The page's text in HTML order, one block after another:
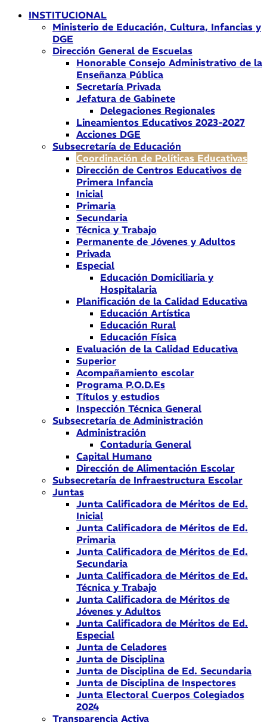
INSTITUCIONAL
Ministerio de Educación, Cultura, Infancias y
DGE
Dirección General de Escuelas
Honorable Consejo Administrativo de la
Enseñanza Pública
Secretaría Privada
Jefatura de Gabinete
Delegaciones Regionales
Lineamientos Educativos 2023-2027
Acciones DGE
Subsecretaría de Educación
Coordinación de Políticas Educativas
Dirección de Centros Educativos de
Primera Infancia
Inicial
Primaria
Secundaria
Técnica y Trabajo
Permanente de Jóvenes y Adultos
Privada
Especial
Educación Domiciliaria y
Hospitalaria
Planificación de la Calidad Educativa
Educación Artística
Educación Rural
Educación Física
Evaluación de la Calidad Educativa
Superior
Acompañamiento escolar
Programa P.O.D.Es
Títulos y estudios
Inspección Técnica General
Subsecretaría de Administración
Administración
Contaduría General
Capital Humano
Dirección de Alimentación Escolar
Subsecretaría de Infraestructura Escolar
Juntas
Junta Calificadora de Méritos de Ed.
Inicial
Junta Calificadora de Méritos de Ed.
Primaria
Junta Calificadora de Méritos de Ed.
Secundaria
Junta Calificadora de Méritos de Ed.
Técnica y Trabajo
Junta Calificadora de Méritos de
Jóvenes y Adultos
Junta Calificadora de Méritos de Ed.
Especial
Junta de Celadores
Junta de Disciplina
Junta de Disciplina de Ed. Secundaria
Junta de Disciplina de Inspectores
Junta Electoral Cuerpos Colegiados
2024
Transparencia Activa